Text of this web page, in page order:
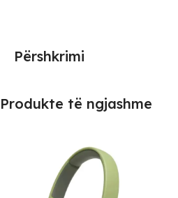
Përshkrimi
Produkte të ngjashme